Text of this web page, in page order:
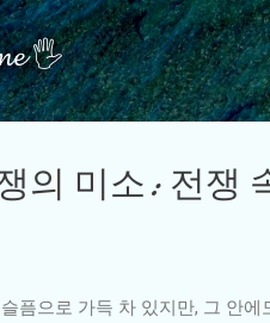
🖐
미소: 전쟁
픔으로 가득 차 있지만, 그 안